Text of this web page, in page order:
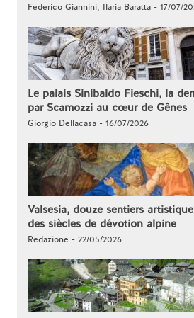
Federico Giannini, Ilaria Baratta - 17/07/
Le palais Sinibaldo Fieschi, la
par Scamozzi au cœur de Gênes
Giorgio Dellacasa - 16/07/2026
Valsesia, douze sentiers
des siècles de dévotion alpine
Redazione - 22/05/2026